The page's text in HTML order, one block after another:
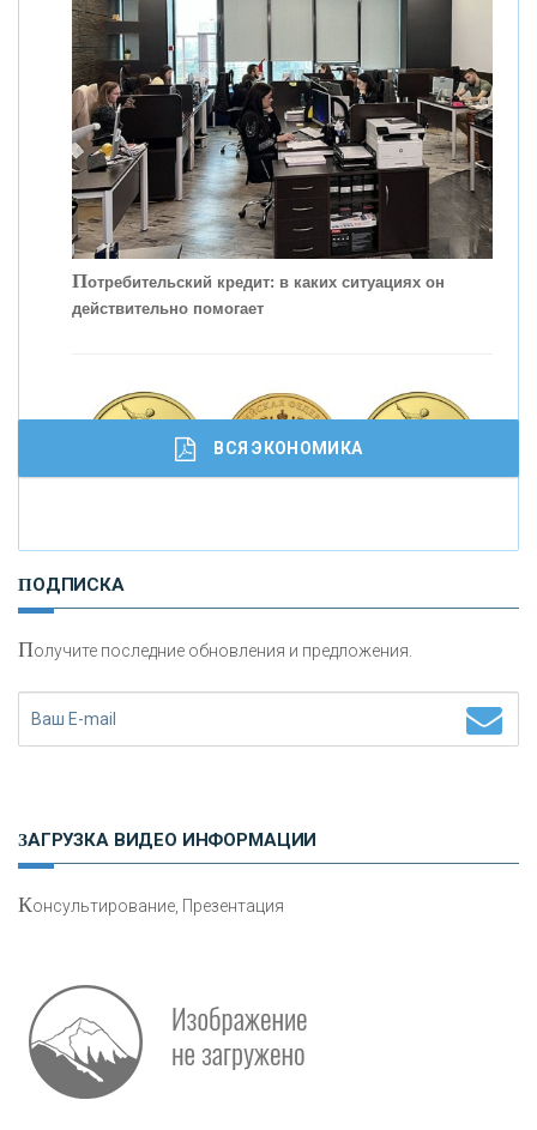
Скорость - один из главных трендов в
кредитовании бизнеса - «Интервью»
Работа мечты. Что банки делают для того, чтобы
привлечь и удержать персонал - «Интервью»
Потребительский кредит: в каких ситуациях он
действительно помогает
И
сохранения и увеличения капитала
ВСЯ ЭКОНОМИКА
ПОДПИСКА
Получите последние обновления и предложения.
ЗАГРУЗКА ВИДЕО ИНФОРМАЦИИ
Консультирование, Презентация